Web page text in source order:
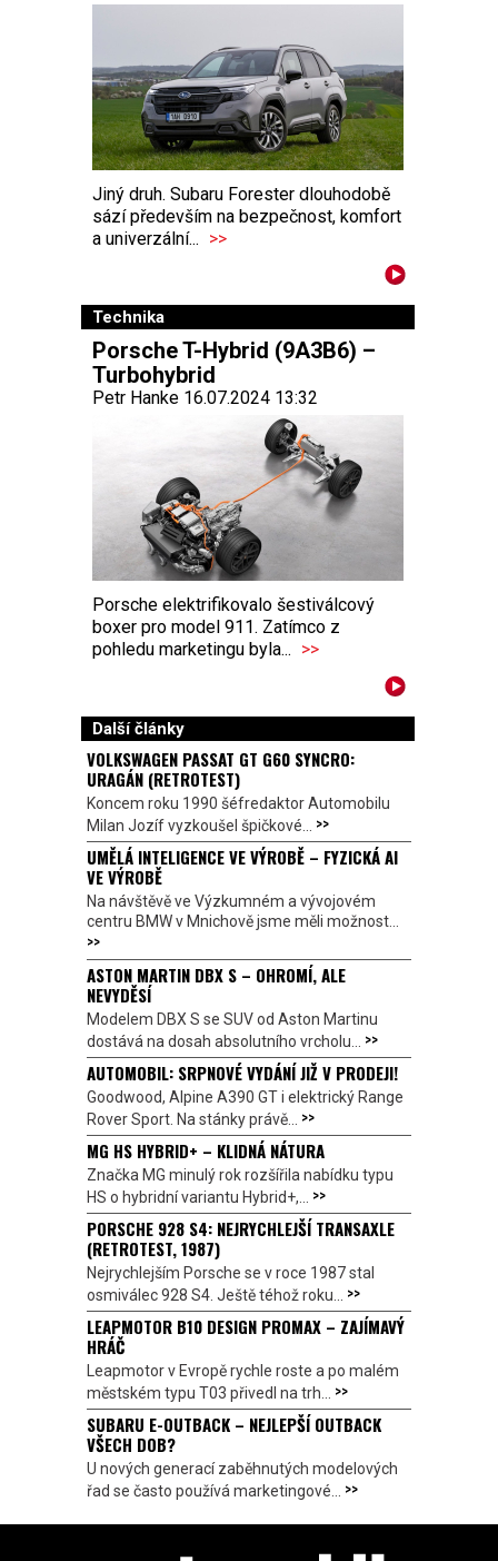
Jiný druh. Subaru Forester dlouhodobě
sází především na bezpečnost, komfort
a univerzální... >>
Technika
Porsche T-Hybrid (9A3B6) –
Turbohybrid
Petr Hanke 16.07.2024 13:32
Porsche elektrifikovalo šestiválcový
boxer pro model 911. Zatímco z
pohledu marketingu byla... >>
Další články
VOLKSWAGEN PASSAT GT G60 SYNCRO:
URAGÁN (RETROTEST)
Koncem roku 1990 šéfredaktor Automobilu
Milan Jozíf vyzkoušel špičkové... >>
UMĚLÁ INTELIGENCE VE VÝROBĚ – FYZICKÁ AI
VE VÝROBĚ
Na návštěvě ve Výzkumném a vývojovém
centru BMW v Mnichově jsme měli možnost...
>>
ASTON MARTIN DBX S – OHROMÍ, ALE
NEVYDĚSÍ
Modelem DBX S se SUV od Aston Martinu
dostává na dosah absolutního vrcholu... >>
AUTOMOBIL: SRPNOVÉ VYDÁNÍ JIŽ V PRODEJI!
Goodwood, Alpine A390 GT i elektrický Range
Rover Sport. Na stánky právě... >>
MG HS HYBRID+ – KLIDNÁ NÁTURA
Značka MG minulý rok rozšířila nabídku typu
HS o hybridní variantu Hybrid+,... >>
PORSCHE 928 S4: NEJRYCHLEJŠÍ TRANSAXLE
(RETROTEST, 1987)
Nejrychlejším Porsche se v roce 1987 stal
osmiválec 928 S4. Ještě téhož roku... >>
LEAPMOTOR B10 DESIGN PROMAX – ZAJÍMAVÝ
HRÁČ
Leapmotor v Evropě rychle roste a po malém
městském typu T03 přivedl na trh... >>
SUBARU E-OUTBACK – NEJLEPŠÍ OUTBACK
VŠECH DOB?
U nových generací zaběhnutých modelových
řad se často používá marketingové... >>